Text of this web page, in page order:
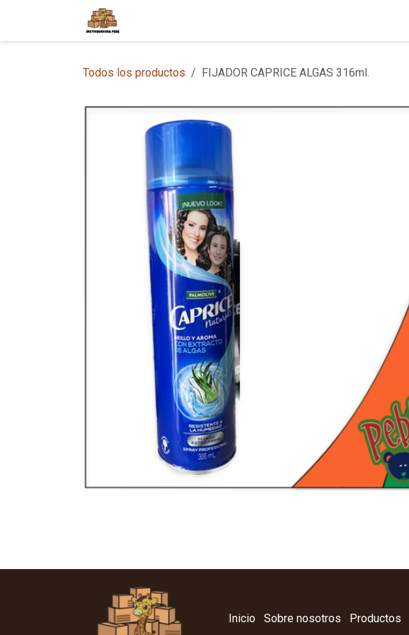
Todos los productos FIJADOR CAPRICE ALGAS 316ml.
Inicio Sobre nosotros Productos